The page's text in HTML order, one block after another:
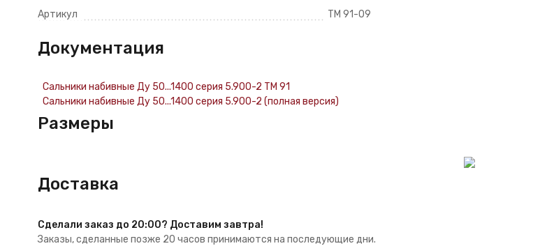
Артикул
ТМ 91-09
Документация
Сальники набивные Ду 50...1400 серия 5.900-2 ТМ 91
Сальники набивные Ду 50...1400 серия 5.900-2 (полная версия)
Размеры
Доставка
Сделали заказ до 20:00? Доставим завтра!
Заказы, сделанные позже 20 часов принимаются на последующие дни.